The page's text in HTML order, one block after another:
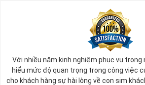
Với nhiều năm kinh nghiệm phục vụ trong
hiểu mức độ quan trọng trong công việc
cho khách hàng sự hài lòng về con sim